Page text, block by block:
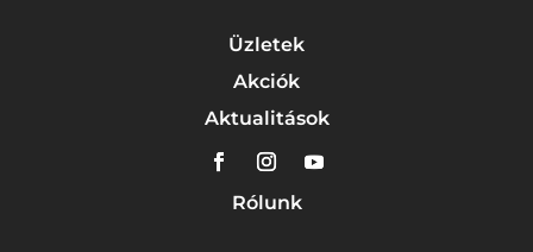
Üzletek
Akciók
Aktualitások
Rólunk